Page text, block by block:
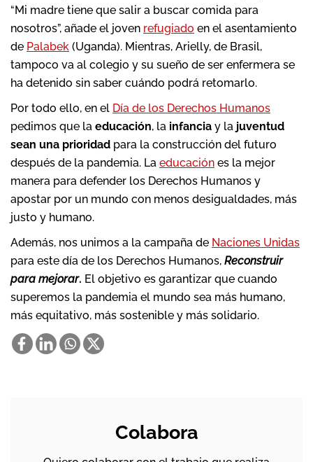
“Mi madre tiene que salir a buscar comida para
nosotros”, añade el joven refugiado en el asentamiento
de Palabek (Uganda). Mientras, Arielly, de Brasil,
tampoco va al colegio y su sueño de ser enfermera se
ha detenido sin saber cuándo podrá retomarlo.
Por todo ello, en el Día de los Derechos Humanos
pedimos que la educación, la infancia y la juventud
sean una prioridad para la construcción del futuro
después de la pandemia. La educación es la mejor
manera para defender los Derechos Humanos y
apostar por un mundo con menos desigualdades, más
justo y humano.
Además, nos unimos a la campaña de Naciones Unidas
para este día de los Derechos Humanos, Reconstruir
para mejorar. El objetivo es garantizar que cuando
superemos la pandemia el mundo sea más humano,
más equitativo, más sostenible y más solidario.
Colabora